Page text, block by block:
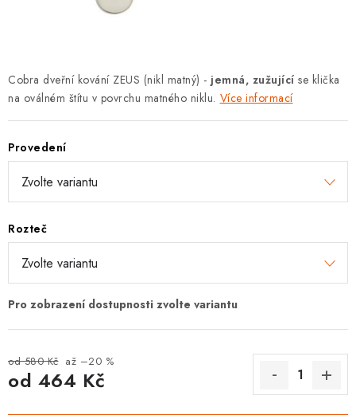
KOVÁNÍ A KLIKY
CYLINDRICKÉ VLOŽKY
ZÁMKY, PETLICE A ZÁVORY
PRO POSUVNÉ DVEŘE
Cobra dveřní kování ZEUS (nikl matný) - jemná, zužující se klička
na oválném štítu v povrchu matného niklu. Více informací
Provedení
Rozteč
od 580 Kč až –20 %
od 464 Kč